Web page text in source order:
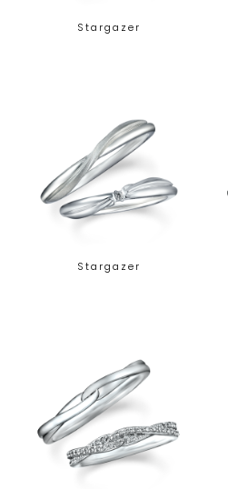
Stargazer
Stargazer